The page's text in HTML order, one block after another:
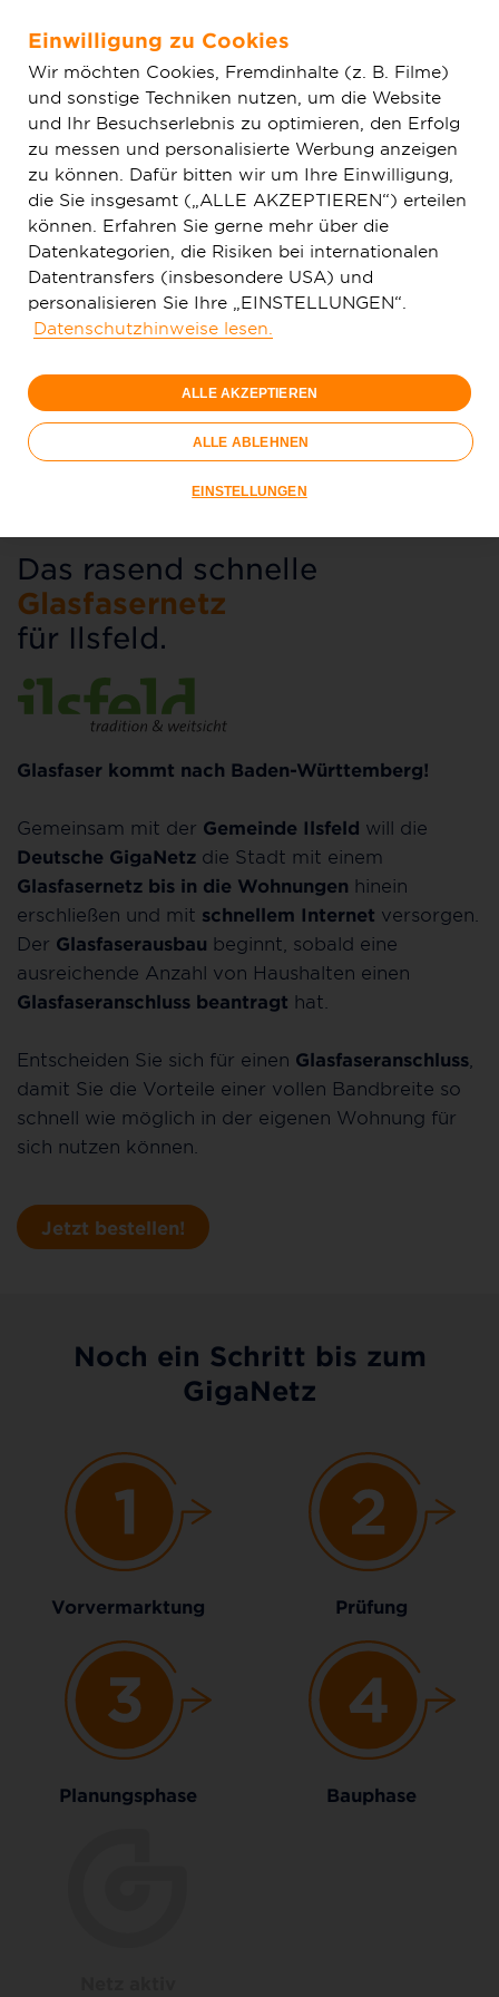
Zum Hauptinhalt springen
Glasfaser & Ausbau Ausbaugebiete
Württemberg
Ilsfeld
150 Mbit/s
29,99
€/Monat
Nur bis 15.09.
Jetzt bestellen
Glasfaser-
Das rasend schnelle
Glasfasernetz
für Ilsfeld.
Glasfaser kommt nach Baden-Württemberg!
Gemeinsam mit der Gemeinde Ilsfeld will die
Deutsche GigaNetz die Stadt mit einem
Glasfasernetz bis in die Wohnungen hinein
erschließen und mit schnellem Internet versorgen.
Der Glasfaserausbau beginnt, sobald eine
ausreichende Anzahl von Haushalten einen
Glasfaseranschluss beantragt hat.
Entscheiden Sie sich für einen Glasfaseranschluss
damit Sie die Vorteile einer vollen Bandbreite so
schnell wie möglich in der eigenen Wohnung für
sich nutzen können.
Jetzt bestellen!
Noch ein Schritt bis zum
GigaNetz
Vorvermarktung Prüfung
Planungsphase Bauphase
Einwilligung zu Cookies
Wir möchten Cookies, Fremdinhalte (z. B. Filme)
und sonstige Techniken nutzen, um die Website
und Ihr Besuchserlebnis zu optimieren, den Erfolg
zu messen und personalisierte Werbung anzeigen
zu können. Dafür bitten wir um Ihre Einwilligung,
die Sie insgesamt („ALLE AKZEPTIEREN“) erteilen
können. Erfahren Sie gerne mehr über die
Datenkategorien, die Risiken bei internationalen
Datentransfers (insbesondere USA) und
personalisieren Sie Ihre „EINSTELLUNGEN“.
Datenschutzhinweise lesen.
ALLE AKZEPTIEREN
ALLE ABLEHNEN
EINSTELLUNGEN